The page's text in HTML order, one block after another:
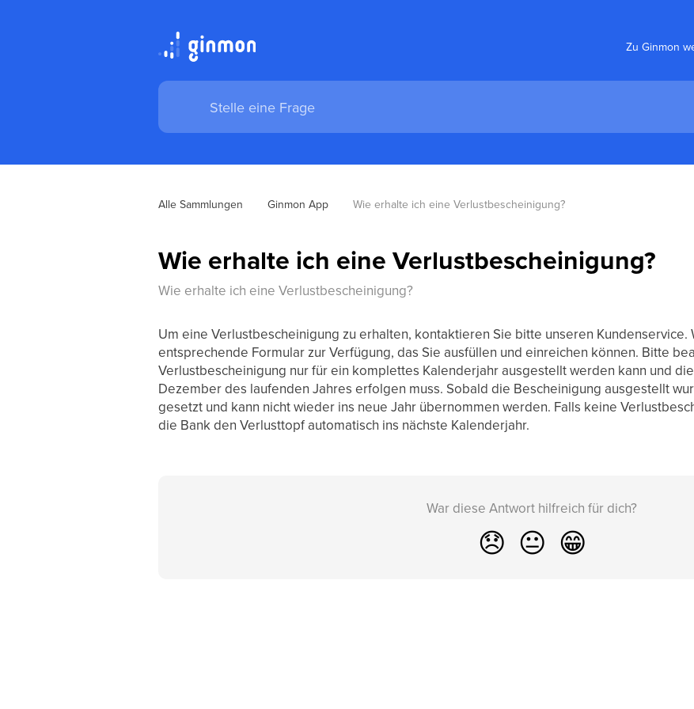
Zu Ginmon
Alle Sammlungen Ginmon App Wie erhalte ich eine Verlustbescheinigung?
Wie erhalte ich eine Verlustbescheinigung?
Wie erhalte ich eine Verlustbescheinigung?
Um eine Verlustbescheinigung zu erhalten, kontaktieren Sie bitte unseren Kundenservice.
entsprechende Formular zur Verfügung, das Sie ausfüllen und einreichen können. Bitte
Verlustbescheinigung nur für ein komplettes Kalenderjahr ausgestellt werden kann und
Dezember des laufenden Jahres erfolgen muss. Sobald die Bescheinigung ausgestellt
gesetzt und kann nicht wieder ins neue Jahr übernommen werden. Falls keine
die Bank den Verlusttopf automatisch ins nächste Kalenderjahr.
War diese Antwort hilfreich für dich?
😞 😐 😁